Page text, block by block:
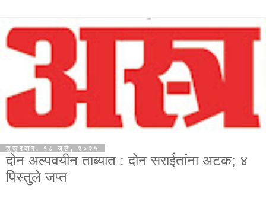
शुक्रवार, १८ जुलै, २०२५
दोन अल्पवयीन ताब्यात : दोन सराईतांना अटक; ४
पिस्तुले जप्त